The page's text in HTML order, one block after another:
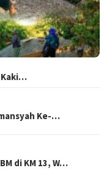
Kaki…
Ke-…
di KM 13, W…